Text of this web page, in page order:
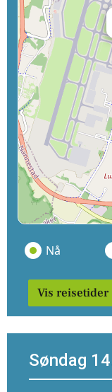
Nå
Vis reisetider
Søndag